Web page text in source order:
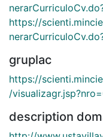
https://
gruplac
https://
/
description